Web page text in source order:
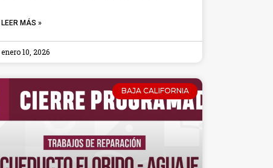
LEER MÁS »
enero 10, 2026
BAJA CALIFORNIA